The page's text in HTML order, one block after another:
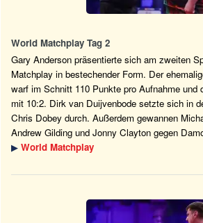
World Matchplay Tag 2
Gary Anderson präsentierte sich am zweiten
Matchplay in bestechender Form. Der
warf im Schnitt 110 Punkte pro Aufnahme und
mit 10:2. Dirk van Duijvenbode setzte sich in
Chris Dobey durch. Außerdem gewannen
Andrew Gilding und Jonny Clayton gegen
▶ World Matchplay